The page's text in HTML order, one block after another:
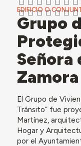
EDIFICIO O
Grupo
Señora
Zamora
El Grupo de
Tránsito” fue
Martínez,
Hogar y
por el